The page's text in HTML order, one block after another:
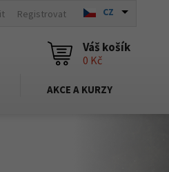
Registrovat CZ
Váš košík
0 Kč
AKCE A KURZY